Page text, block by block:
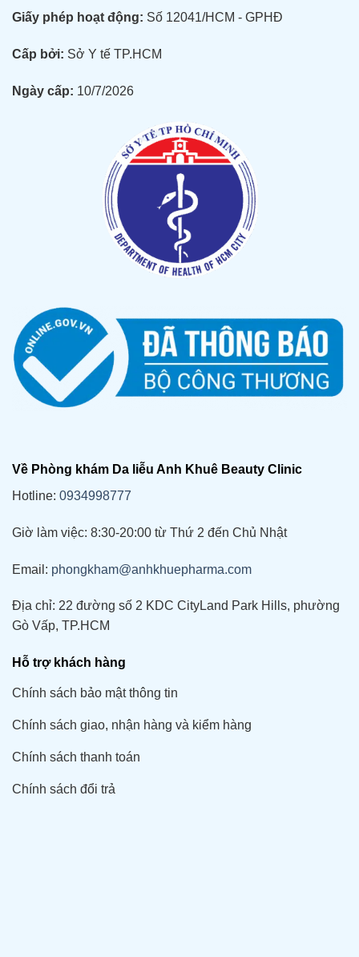
Giấy phép hoạt động: Số 12041/HCM - GPHĐ
Cấp bởi: Sở Y tế TP.HCM
Ngày cấp: 10/7/2026
Về Phòng khám Da liễu Anh Khuê Beauty Clinic
Hotline: 0934998777
Giờ làm việc: 8:30-20:00 từ Thứ 2 đến Chủ Nhật
Email: phongkham@anhkhuepharma.com
Địa chỉ: 22 đường số 2 KDC CityLand Park Hills, phường
Gò Vấp, TP.HCM
Hỗ trợ khách hàng
Chính sách bảo mật thông tin
Chính sách giao, nhận hàng và kiểm hàng
Chính sách thanh toán
Chính sách đổi trả